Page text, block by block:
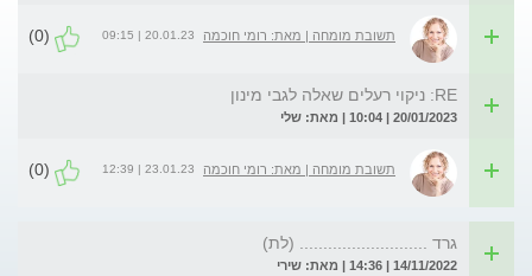
תשובת מומחה | מאת: רומי חוכמה 20.01.23 | 09:15
(0)
RE: ניקוי רעלים שאלה לגבי מינון
20/01/2023 | 10:04 | מאת: שלי
תשובת מומחה | מאת: רומי חוכמה 23.01.23 | 12:39
(0)
גרד ........................... (לת)
14/11/2022 | 14:36 | מאת: שירי